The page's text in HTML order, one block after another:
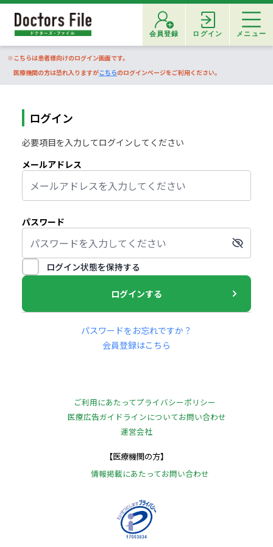
会員登録 ログイン メニュー
※こちらは患者様向けのログイン画面です。
医療機関の方は恐れ入りますがこちらのログインページをご利用ください。
ログイン
必要項目を入力してログインしてください
メールアドレス
パスワード
ログイン状態を保持する
ログインする
パスワードをお忘れですか？
会員登録はこちら
ご利用にあたってプライバシーポリシー
医療広告ガイドラインについてお問い合わせ
運営会社
【医療機関の方】
情報掲載にあたってお問い合わせ